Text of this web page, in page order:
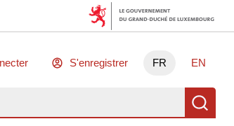
S'enregistrer FR EN